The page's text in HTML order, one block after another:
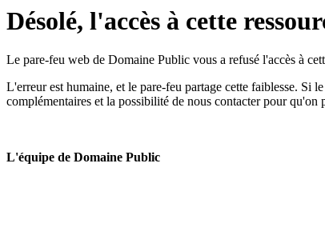
Désolé, l'accès à cette
Le pare-feu web de Domaine Public vous a refusé l'accès à
L'erreur est humaine, et le pare-feu partage cette faiblesse. Si
complémentaires et la possibilité de nous contacter pour qu'on
L'équipe de Domaine Public